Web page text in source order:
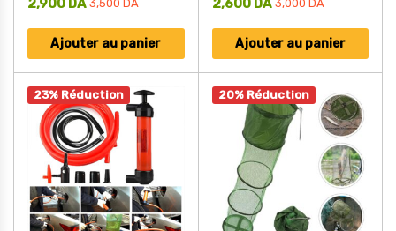
3,500DA
Ajouter au panier
3,000DA
Ajouter au panier
23% Réduction 20% Réduction